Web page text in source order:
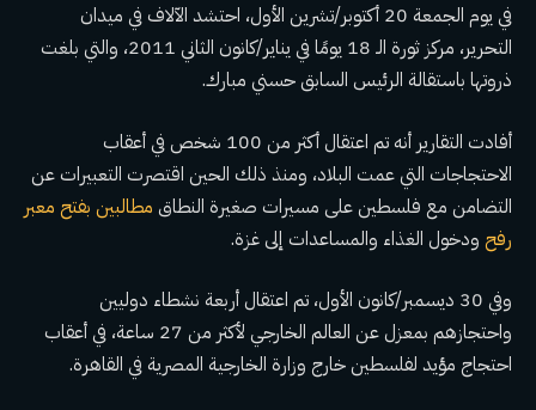
في يوم الجمعة 20 أكتوبر/تشرين الأول، احتشد الآلاف في ميدان
التحرير، مركز ثورة الـ 18 يومًا في يناير/كانون الثاني 2011، والتي بلغت
ذروتها باستقالة الرئيس السابق حسني مبارك.
أفادت التقارير أنه تم اعتقال أكثر من 100 شخص في أعقاب
الاحتجاجات التي عمت البلاد، ومنذ ذلك الحين اقتصرت التعبيرات عن
التضامن مع فلسطين على مسيرات صغيرة النطاق مطالبين بفتح معبر
رفح ودخول الغذاء والمساعدات إلى غزة.
وفي 30 ديسمبر/كانون الأول، تم اعتقال أربعة نشطاء دوليين
واحتجازهم بمعزل عن العالم الخارجي لأكثر من 27 ساعة، في أعقاب
احتجاج مؤيد لفلسطين خارج وزارة الخارجية المصرية في القاهرة.